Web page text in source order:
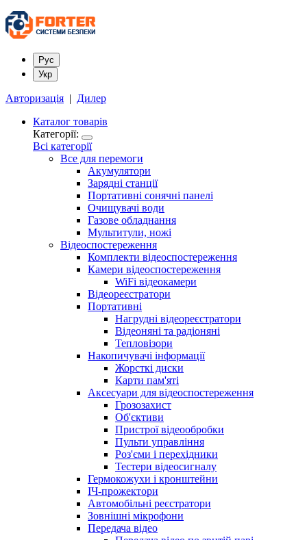
Рус
Укр
Авторизація | Дилер
Каталог товарів
Категорії:
Всі категорії
Все для перемоги
Акумулятори
Зарядні станції
Портативні сонячні панелі
Очищувачі води
Газове обладнання
Мультитули, ножі
Відеоспостереження
Комплекти відеоспостереження
Камери відеоспостереження
WiFi відеокамери
Відеореєстратори
Портативні
Нагрудні відеореєстратори
Відеоняні та радіоняні
Тепловізори
Накопичувачі інформації
Жорсткі диски
Карти пам'яті
Аксесуари для відеоспостереження
Грозозахист
Об'єктиви
Пристрої відеообробки
Пульти управління
Роз'єми і перехідники
Тестери відеосигналу
Гермокожухи і кронштейни
ІЧ-прожектори
Автомобільні реєстратори
Зовнішні мікрофони
Передача відео